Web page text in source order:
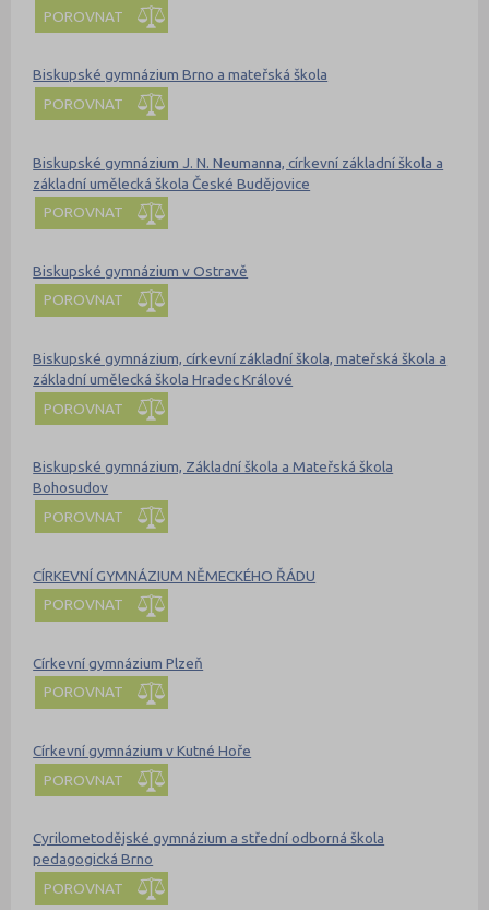
POROVNAT
Biskupské gymnázium Brno a mateřská škola
POROVNAT
Biskupské gymnázium J. N. Neumanna, církevní základní škola a
základní umělecká škola České Budějovice
POROVNAT
Biskupské gymnázium v Ostravě
POROVNAT
Biskupské gymnázium, církevní základní škola, mateřská škola a
základní umělecká škola Hradec Králové
POROVNAT
Biskupské gymnázium, Základní škola a Mateřská škola
Bohosudov
POROVNAT
CÍRKEVNÍ GYMNÁZIUM NĚMECKÉHO ŘÁDU
POROVNAT
Církevní gymnázium Plzeň
POROVNAT
Církevní gymnázium v Kutné Hoře
POROVNAT
Cyrilometodějské gymnázium a střední odborná škola
pedagogická Brno
POROVNAT